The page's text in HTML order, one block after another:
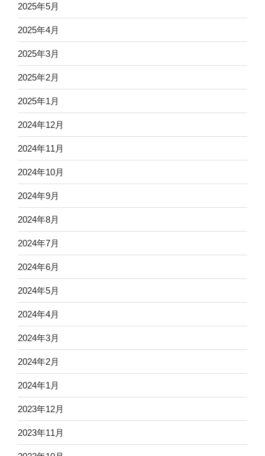
2025年5月
2025年4月
2025年3月
2025年2月
2025年1月
2024年12月
2024年11月
2024年10月
2024年9月
2024年8月
2024年7月
2024年6月
2024年5月
2024年4月
2024年3月
2024年2月
2024年1月
2023年12月
2023年11月